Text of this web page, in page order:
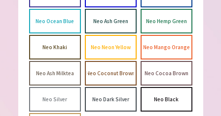
Neo Ocean Blue Neo Ash Green Neo Hemp Green
Neo Khaki Neo Neon Yellow Neo Mango Orange
Neo Ash Milktea Neo Coconut Brown Neo Cocoa Brown
Neo Silver Neo Dark Silver Neo Black